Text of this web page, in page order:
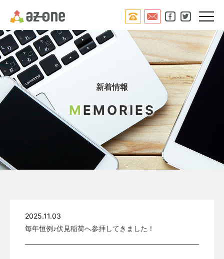
   
新着情報
M EMORIES
2025.11.03
毎年恒例♪伏見稲荷へ参拝してきました！